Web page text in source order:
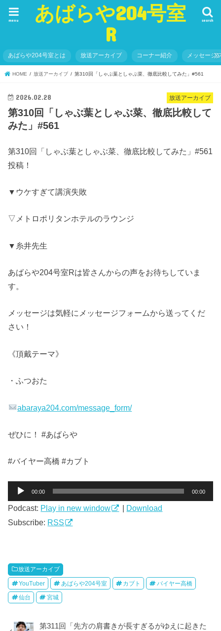
あばらや204号室
R
search
menu
あばらや204号室とは 放送アーカイブ コーナー紹介 メッセージ
HOME 放送アーカイブ 第310回「しゃぶ葉としゃぶ菜、徹底比較してみた」#561
放送アーカイブ
2026.02.28
第310回「しゃぶ葉としゃぶ菜、徹底比較して
みた」#561
第310回「しゃぶ葉としゃぶ菜、徹底比較してみた」#561
投稿！
▼ウケすぎて講演失敗
▽メトロポリタンホテルのラウンジ
▼糸井先生
あばらや204号室Rは皆さんからの声をお待ちしていま
す。
メッセージは気軽にメッセージフォームから送ってくだ
さい！
《頂戴テーマ》
・ふつおた
abaraya204.com/message_form/
ぜひに！ #あばらや
#バイヤー高橋 #カブト
プ
レ
00:00 00:00
Podcast: Play in new window | Download
Subscribe: RSS
放送アーカイブ
YouTuber あばらや204号室 カブト バイヤー高橋
仙台 宮城
第311回「先方の肩書きが長すぎるがゆえに起きた